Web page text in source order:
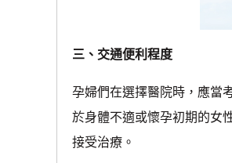
三、交通便利程度
孕婦們在選擇醫院時，應當
於身體不適或懷孕初期的女
接受治療。